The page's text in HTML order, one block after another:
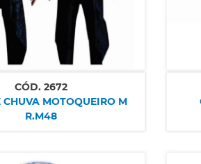
CÓD. 2672
CHUVA MOTOQUEIRO M
R.M48